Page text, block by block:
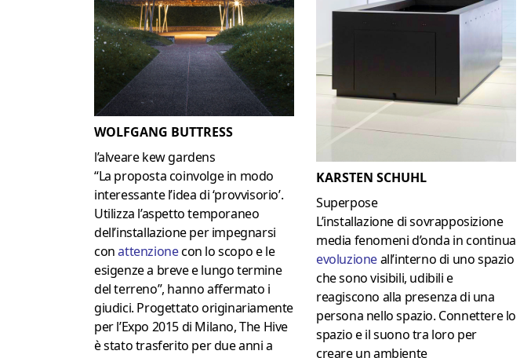
WOLFGANG BUTTRESS
l’alveare kew gardens
“La proposta coinvolge in modo
interessante l’idea di ‘provvisorio’.
Utilizza l’aspetto temporaneo
dell’installazione per impegnarsi
conattenzionecon lo scopo e le
esigenze a breve e lungo termine
del terreno”, hanno affermato i
giudici. Progettato originariamente
per l’Expo 2015 di Milano, The Hive
è stato trasferito per due anni a
KARSTEN SCHUHL
Superpose
L’installazione di sovrapposizione
media fenomeni d’onda in continua
evoluzioneall’interno di uno spazio
che sono visibili, udibili e
reagiscono alla presenza di una
persona nello spazio. Connettere lo
spazio e il suono tra loro per
creare un ambiente